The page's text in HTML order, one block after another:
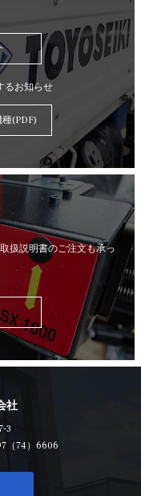
るお知らせ
(PDF)
取扱説明書のご注文も承っ
社
3
（74）6606